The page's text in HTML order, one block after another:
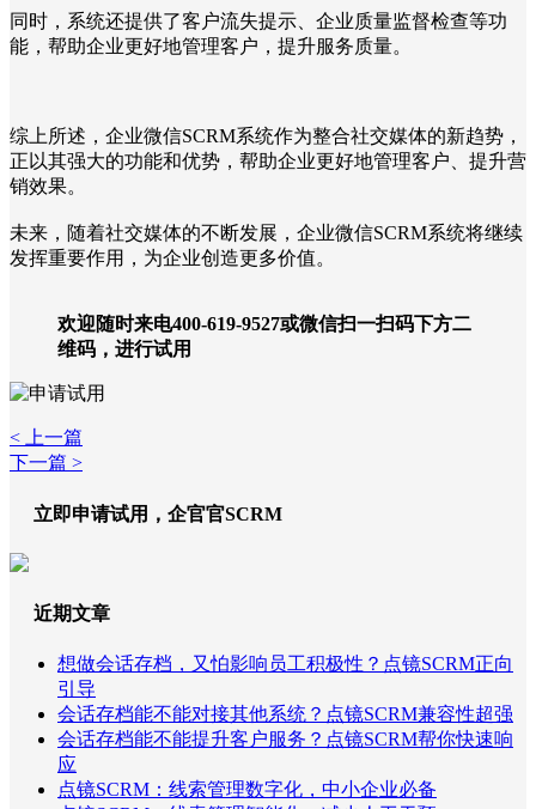
同时，系统还提供了客户流失提示、企业质量监督检查等功
能，帮助企业更好地管理客户，提升服务质量。
综上所述，企业微信SCRM系统作为整合社交媒体的新趋势，
正以其强大的功能和优势，帮助企业更好地管理客户、提升营
销效果。
未来，随着社交媒体的不断发展，企业微信SCRM系统将继续
发挥重要作用，为企业创造更多价值。
欢迎随时来电400-619-9527或微信扫一扫码下方二
维码，进行试用
< 上一篇
下一篇 >
立即申请试用，企官官SCRM
近期文章
想做会话存档，又怕影响员工积极性？点镜SCRM正向
引导
会话存档能不能对接其他系统？点镜SCRM兼容性超强
会话存档能不能提升客户服务？点镜SCRM帮你快速响
应
点镜SCRM：线索管理数字化，中小企业必备